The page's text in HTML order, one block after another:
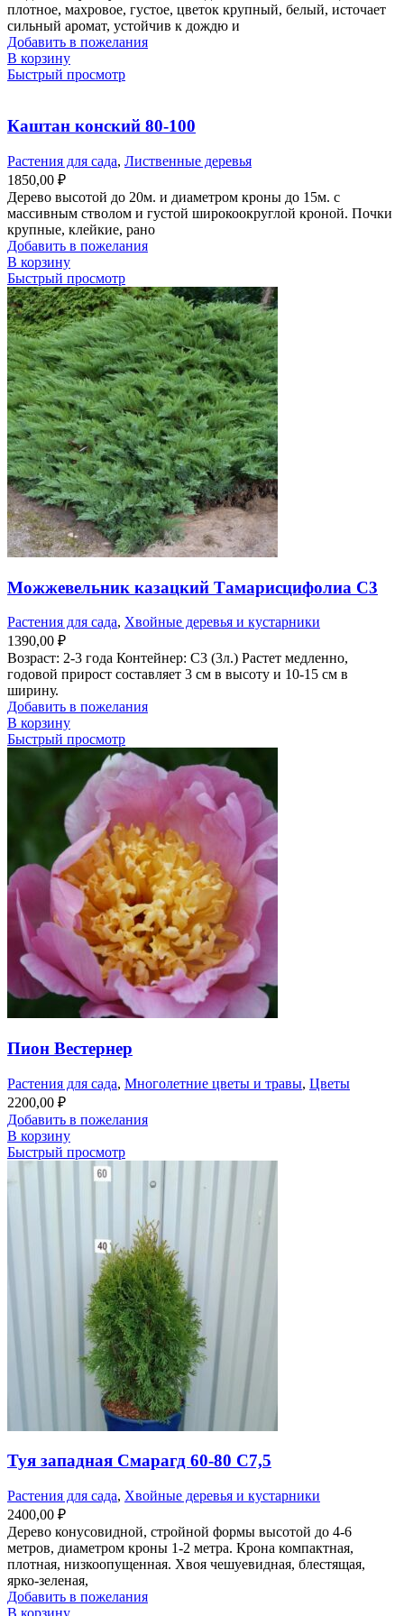
плотное, махровое, густое, цветок крупный, белый, источает
сильный аромат, устойчив к дождю и
Добавить в пожелания
В корзину
Быстрый просмотр
Каштан конский 80-100
Растения для сада, Лиственные деревья
1850,00 ₽
Дерево высотой до 20м. и диаметром кроны до 15м. с
массивным стволом и густой широкоокруглой кроной. Почки
крупные, клейкие, рано
Добавить в пожелания
В корзину
Быстрый просмотр
Можжевельник казацкий Тамарисцифолиа С3
Растения для сада, Хвойные деревья и кустарники
1390,00 ₽
Возраст: 2-3 года Контейнер: С3 (3л.) Растет медленно,
годовой прирост составляет 3 см в высоту и 10-15 см в
ширину.
Добавить в пожелания
В корзину
Быстрый просмотр
Пион Вестернер
Растения для сада, Многолетние цветы и травы, Цветы
2200,00 ₽
Добавить в пожелания
В корзину
Быстрый просмотр
Туя западная Смарагд 60-80 С7,5
Растения для сада, Хвойные деревья и кустарники
2400,00 ₽
Дерево конусовидной, стройной формы высотой до 4-6
метров, диаметром кроны 1-2 метра. Крона компактная,
плотная, низкоопущенная. Хвоя чешуевидная, блестящая,
ярко-зеленая,
Добавить в пожелания